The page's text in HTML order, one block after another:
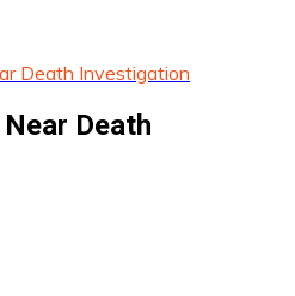
Death Investigation
Death